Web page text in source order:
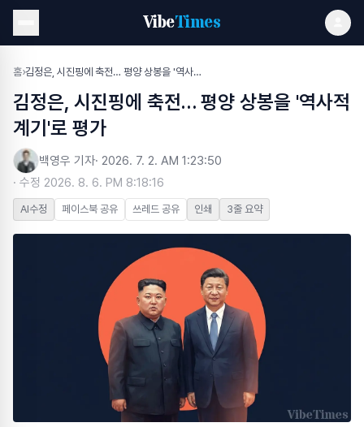
VibeTimes
홈› 김정은, 시진핑에 축전… 평양 상봉을 '역사적 계기'로 평가
김정은, 시진핑에 축전… 평양 상봉을 '역사적
계기'로 평가
백영우 기자· 2026. 7. 2. AM 1:23:50
· 수정 2026. 8. 6. PM 8:18:16
AI수정 페이스북 공유 쓰레드 공유 인쇄 3줄 요약